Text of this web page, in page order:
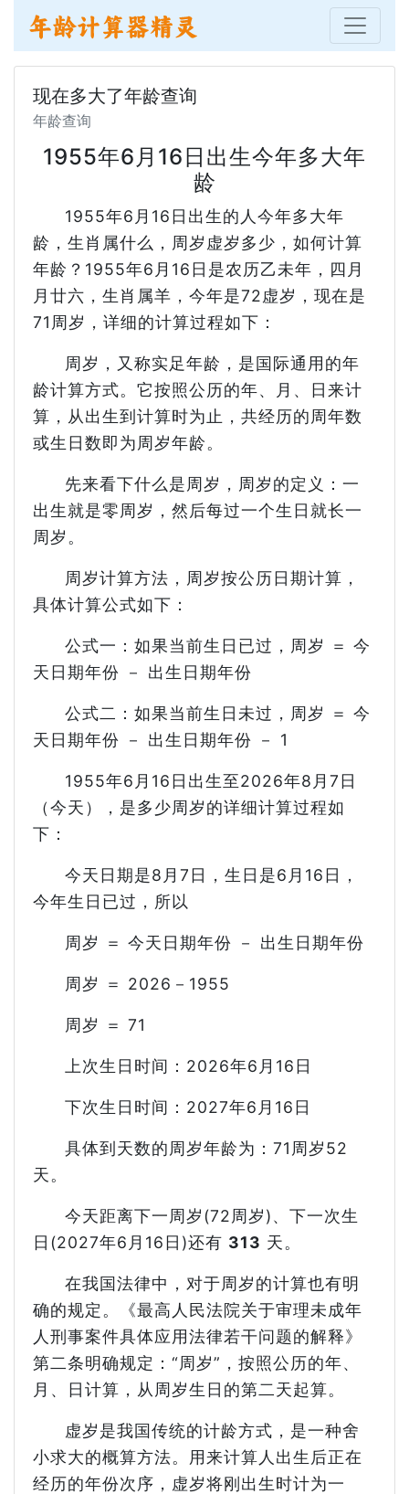
现在多大了年龄查询
年龄查询
1955年6月16日出生今年多大年
龄
1955年6月16日出生的人今年多大年
龄，生肖属什么，周岁虚岁多少，如何计算
年龄？1955年6月16日是农历乙未年，四月
月廿六，生肖属羊，今年是72虚岁，现在是
71周岁，详细的计算过程如下：
周岁，又称实足年龄，是国际通用的年
龄计算方式。它按照公历的年、月、日来计
算，从出生到计算时为止，共经历的周年数
或生日数即为周岁年龄。
先来看下什么是周岁，周岁的定义：一
出生就是零周岁，然后每过一个生日就长一
周岁。
周岁计算方法，周岁按公历日期计算，
具体计算公式如下：
公式一：如果当前生日已过，周岁 ＝ 今
天日期年份 － 出生日期年份
公式二：如果当前生日未过，周岁 ＝ 今
天日期年份 － 出生日期年份 － 1
1955年6月16日出生至2026年8月7日
（今天），是多少周岁的详细计算过程如
下：
今天日期是8月7日，生日是6月16日，
今年生日已过，所以
周岁 ＝ 今天日期年份 － 出生日期年份
周岁 ＝ 2026－1955
周岁 ＝ 71
上次生日时间：2026年6月16日
下次生日时间：2027年6月16日
具体到天数的周岁年龄为：71周岁52
天。
今天距离下一周岁(72周岁)、下一次生
日(2027年6月16日)还有 313 天。
在我国法律中，对于周岁的计算也有明
确的规定。《最高人民法院关于审理未成年
人刑事案件具体应用法律若干问题的解释》
第二条明确规定：“周岁”，按照公历的年、
月、日计算，从周岁生日的第二天起算。
虚岁是我国传统的计龄方式，是一种舍
小求大的概算方法。用来计算人出生后正在
经历的年份次序，虚岁将刚出生时计为一